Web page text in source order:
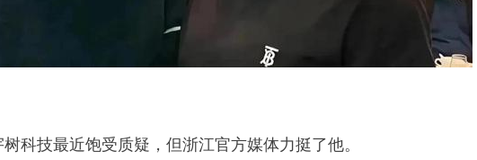
科技最近饱受质疑，但浙江官方媒体力挺了他。